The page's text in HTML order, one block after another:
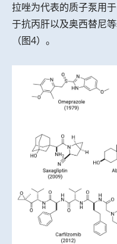
拉唑为代表的质子泵用
于抗丙肝以及奥西替尼
（图4）。